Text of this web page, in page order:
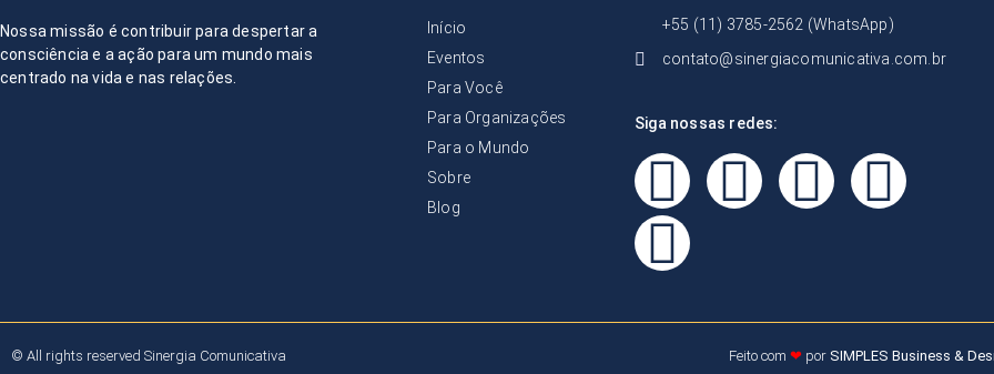
Nossa missão é contribuir paradespertar a
consciência e a ação para um mundo mais
centrado na vida e nas relações.
Início
Eventos
Para Você
Para Organizações
Para o Mundo
Sobre
Blog
+55 (11) 3785-2562 (WhatsApp)
contato@sinergiacomunicativa.com.br
Siga nossas redes:
© All rights reserved Sinergia Comunicativa Feito com ❤ por SIMPLES Business &